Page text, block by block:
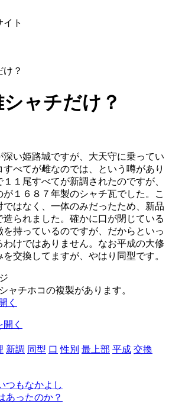
ト
ャチだけ？
い姫路城ですが、大天守に乗ってい
べてが雌なのでは、という噂があり
１尾すべてが新調されたのですが、
１６８７年製のシャチ瓦でした。こ
はなく、一体のみだったため、新品
造られました。確かに口が閉じている
を持っているのですが、だからといっ
けではありません。なお平成の大修
交換してますが、やはり同型です。
ャチホコの複製があります。
く
く
新調 同型 口 性別 最上部 平成 交換